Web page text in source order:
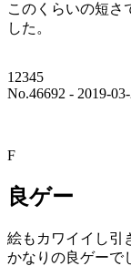
このくらいの短さ
した。
12345
No.46692 - 2019-
F
良ゲー
絵もカワイイし引
かなりの良ゲーで